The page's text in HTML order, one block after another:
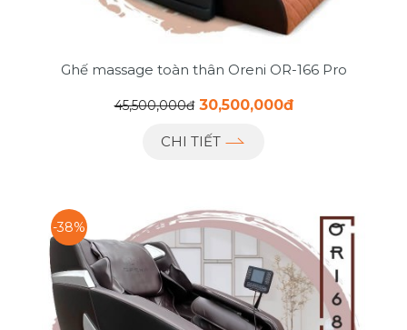
Ghế massage toàn thân Oreni OR-166 Pro
45,500,000đ 30,500,000đ
CHI TIẾT
-38%